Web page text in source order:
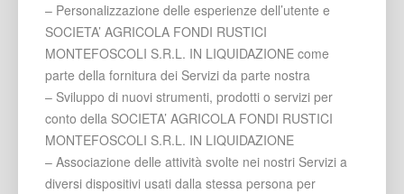
– Personalizzazione delle esperienze dell’utente e
SOCIETA’ AGRICOLA FONDI RUSTICI
MONTEFOSCOLI S.R.L. IN LIQUIDAZIONE come
parte della fornitura dei Servizi da parte nostra
– Sviluppo di nuovi strumenti, prodotti o servizi per
conto della SOCIETA’ AGRICOLA FONDI RUSTICI
MONTEFOSCOLI S.R.L. IN LIQUIDAZIONE
– Associazione delle attività svolte nei nostri Servizi a
diversi dispositivi usati dalla stessa persona per